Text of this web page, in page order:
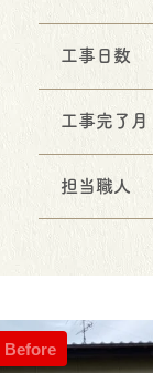
工事日数
工事完了月
担当職人
Before